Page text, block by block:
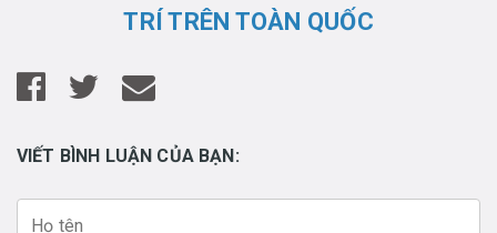
TRÍ TRÊN TOÀN QUỐC
VIẾT BÌNH LUẬN CỦA BẠN: